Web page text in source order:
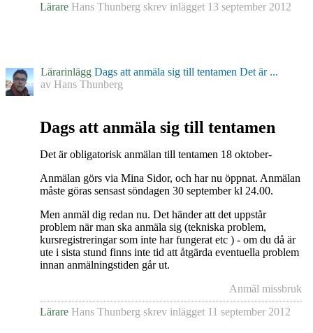
Lärare Hans Thunberg skrev inlägget 13 september 2012
Lärarinlägg Dags att anmäla sig till tentamen Det är ...
av Hans Thunberg
Dags att anmäla sig till tentamen
Det är obligatorisk anmälan till tentamen 18 oktober-
Anmälan görs via Mina Sidor, och har nu öppnat. Anmälan
måste göras sensast söndagen 30 september kl 24.00.
Men anmäl dig redan nu. Det händer att det uppstår
problem när man ska anmäla sig (tekniska problem,
kursregistreringar som inte har fungerat etc ) - om du då är
ute i sista stund finns inte tid att åtgärda eventuella problem
innan anmälningstiden går ut.
Anmäl missbruk
Lärare Hans Thunberg skrev inlägget 11 september 2012